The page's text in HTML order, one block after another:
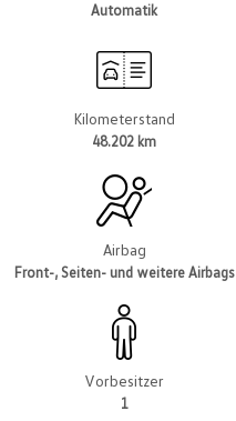
Automatik
Kilometerstand
48.202 km
Airbag
Front-, Seiten- und weitere Airbags
Vorbesitzer
1